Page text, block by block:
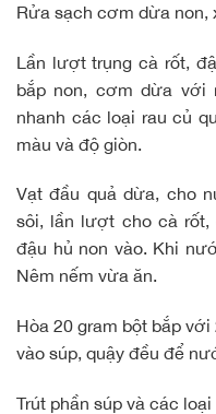
Rửa sạch cơm dừa non,
Lần lượt trụng cà rốt,
bắp non, cơm dừa với
nhanh các loại rau củ
màu và độ giòn.
Vạt đầu quả dừa, cho
sôi, lần lượt cho cà rốt,
đậu hủ non vào. Khi
Nêm nếm vừa ăn.
Hòa 20 gram bột bắp
vào súp, quậy đều để
Trút phần súp và các